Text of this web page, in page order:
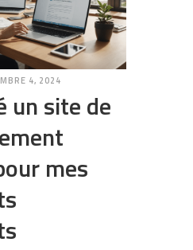
4, 2024
un site de
mes